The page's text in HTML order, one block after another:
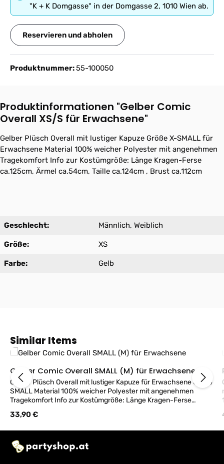
"K + K Domgasse" in der Domgasse 2, 1010 Wien ab.
Reservieren und abholen
Produktnummer:55-100050
Produktinformationen "Gelber Comic
Overall XS/S für Erwachsene"
Gelber Plüsch Overall mit lustiger Kapuze Größe X-SMALL für
Erwachsene Material 100% weicher Polyester mit angenehmen
Tragekomfort Info zur Kostümgröße: Länge Kragen-Ferse
ca.125cm, Ärmel ca.54cm, Taille ca.124cm , Brust ca.112cm
Geschlecht: Männlich, Weiblich
Größe: XS
Farbe: Gelb
Produktgalerie überspringen
Similar Items
Gelber Comic Overall SMALL (M) für Erwachsene
Gelber Plüsch Overall mit lustiger Kapuze für Erwachsene Größe
SMALL Material 100% weicher Polyester mit angenehmen
Tragekomfort Info zur Kostümgröße: Länge Kragen-Ferse
Regulärer Preis:
33,90 €